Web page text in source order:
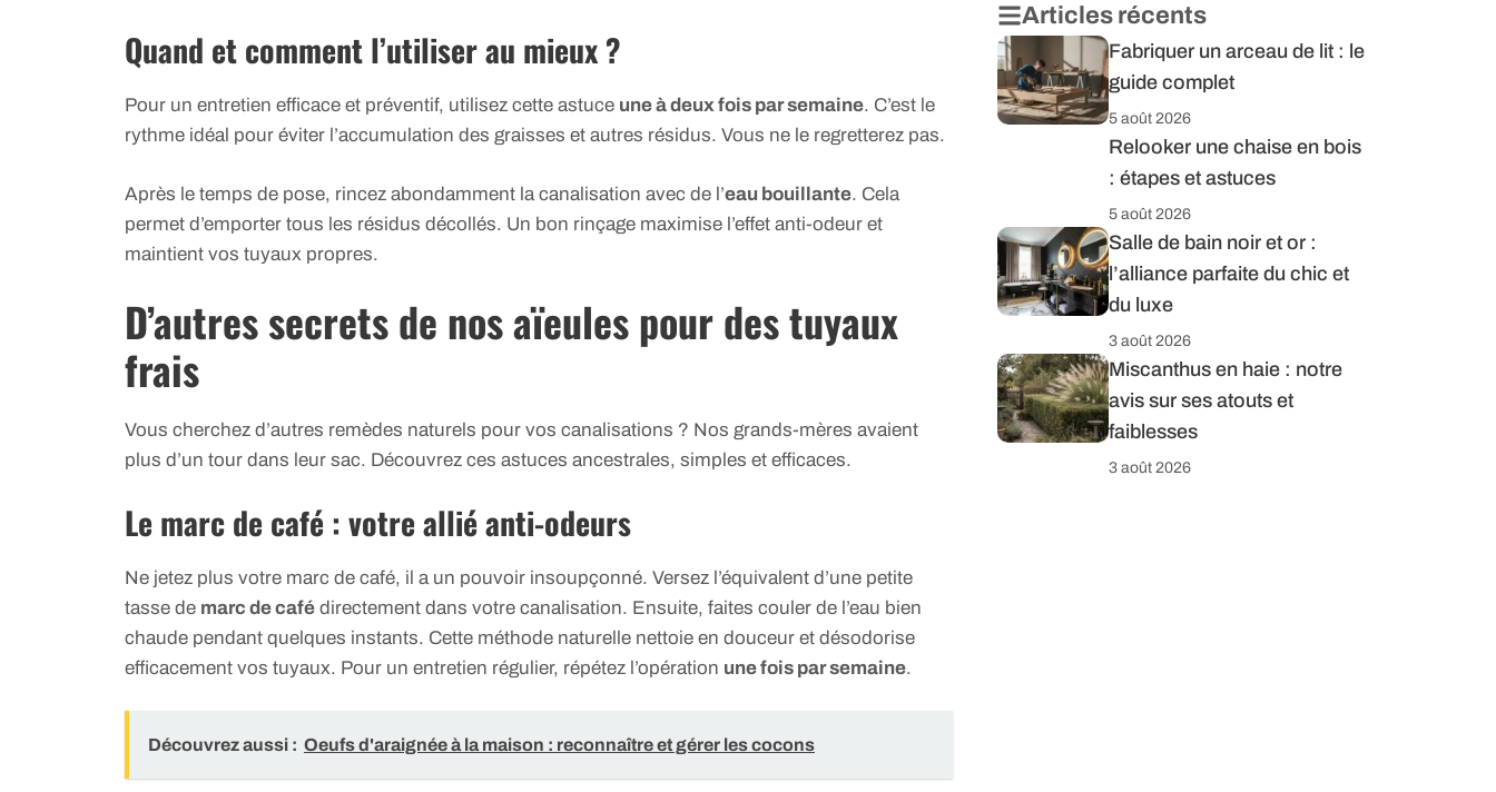
Quand et comment l’utiliser au mieux ?
Pour un entretien efficace et préventif, utilisez cette astuce une à deux fois par semaine. C’est le
rythme idéal pour éviter l’accumulation des graisses et autres résidus. Vous ne le regretterez pas.
Après le temps de pose, rincez abondamment la canalisation avec de l’eau bouillante. Cela
permet d’emporter tous les résidus décollés. Un bon rinçage maximise l’effet anti-odeur et
maintient vos tuyaux propres.
D’autres secrets de nos aïeules pour des tuyaux
frais
Vous cherchez d’autres remèdes naturels pour vos canalisations ? Nos grands-mères avaient
plus d’un tour dans leur sac. Découvrez ces astuces ancestrales, simples et efficaces.
Le marc de café : votre allié anti-odeurs
Ne jetez plus votre marc de café, il a un pouvoir insoupçonné. Versez l’équivalent d’une petite
tasse de marc de café directement dans votre canalisation. Ensuite, faites couler de l’eau bien
chaude pendant quelques instants. Cette méthode naturelle nettoie en douceur et désodorise
efficacement vos tuyaux. Pour un entretien régulier, répétez l’opération une fois par semaine.
Découvrez aussi : Oeufs d'araignée à la maison : reconnaître et gérer les cocons
Articles récents
Fabriquer un arceau de lit : le
guide complet
5 août 2026
Relooker une chaise en bois
: étapes et astuces
5 août 2026
Salle de bain noir et or :
l’alliance parfaite du chic et
du luxe
3 août 2026
Miscanthus en haie : notre
avis sur ses atouts et
faiblesses
3 août 2026